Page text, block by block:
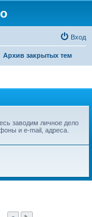
Вход
Архив закрытых тем
заводим личное дело
и e-mail, адреса.